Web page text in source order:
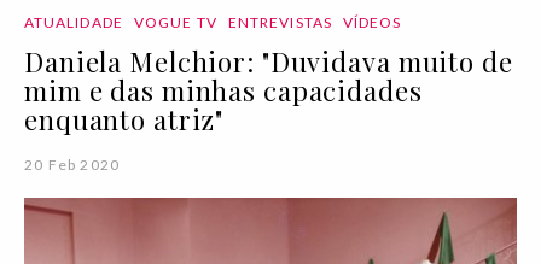
ATUALIDADE VOGUE TV ENTREVISTAS VÍDEOS
Daniela Melchior: "Duvidava muito de
mim e das minhas capacidades
enquanto atriz"
20 Feb 2020